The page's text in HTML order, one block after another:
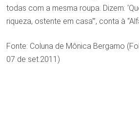
todas com a mesma roupa. Dizem:
riqueza, ostente em casa'”, conta à
Fonte: Coluna de Mônica Bergamo
07 de set.2011)